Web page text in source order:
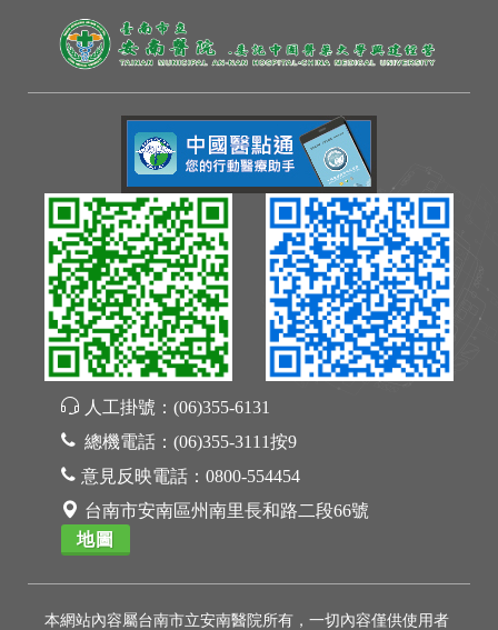
人工掛號： (06)355-6131
總機電話： (06)355-3111按9
意見反映電話： 0800-554454
台南市安南區州南里長和路二段66號
地圖
本網站內容屬台南市立安南醫院所有，一切內容僅供使用者